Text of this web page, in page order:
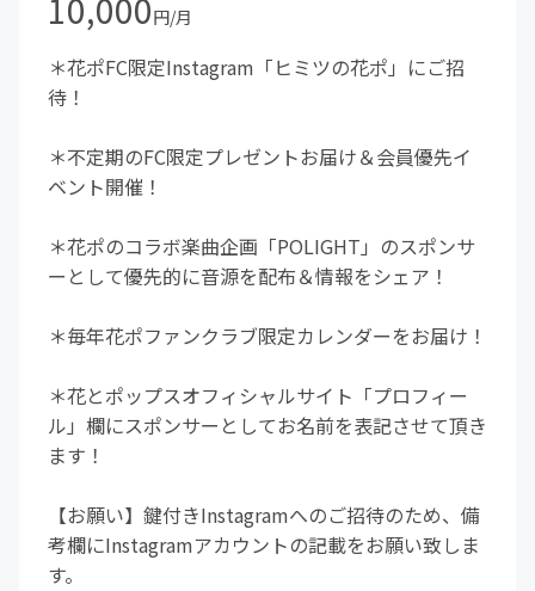
10,000円/月
＊花ポFC限定Instagram「ヒミツの花ポ」にご招
待！
＊不定期のFC限定プレゼントお届け＆会員優先イ
ベント開催！
＊花ポのコラボ楽曲企画「POLIGHT」のスポンサ
ーとして優先的に音源を配布＆情報をシェア！
＊毎年花ポファンクラブ限定カレンダーをお届け！
＊花とポップスオフィシャルサイト「プロフィー
ル」欄にスポンサーとしてお名前を表記させて頂き
ます！
【お願い】鍵付きInstagramへのご招待のため、備
考欄にInstagramアカウントの記載をお願い致しま
す。